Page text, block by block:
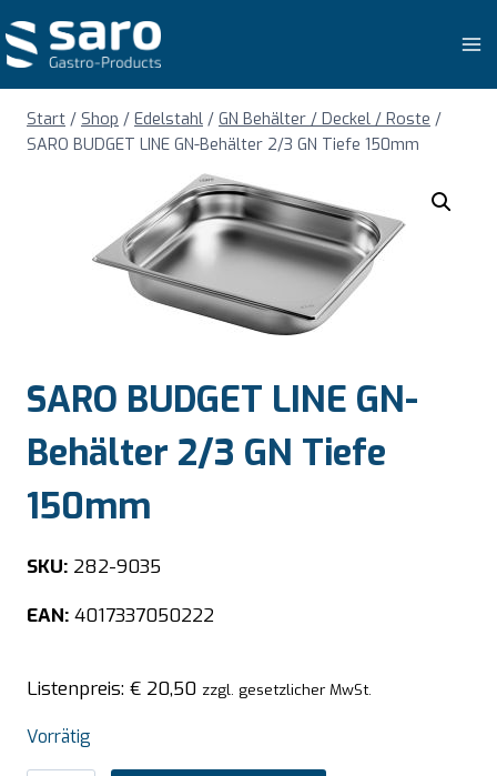
Inhalt
springen
Start / Shop / Edelstahl / GN Behälter / Deckel / Roste /
SARO BUDGET LINE GN-Behälter 2/3 GN Tiefe 150mm
SARO BUDGET LINE GN-
Behälter 2/3 GN Tiefe
150mm
SKU: 282-9035
EAN: 4017337050222
Listenpreis: € 20,50 zzgl. gesetzlicher MwSt.
Vorrätig